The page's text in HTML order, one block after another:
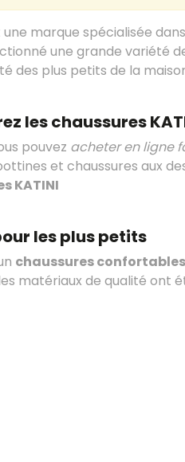
une marque spécialisée
une grande variété
des plus petits de la
les chaussures
pouvez acheter en ligne
et chaussures aux
KATINI
les plus petits
chaussures
matériaux de qualité ont